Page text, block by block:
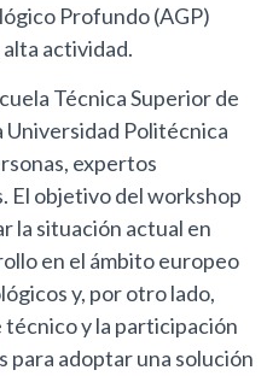
Profundo (AGP)
actividad.
Técnica Superior de
Politécnica
expertos
El objetivo del workshop
la situación actual en
en el ámbito europeo
y, por otro lado,
y la participación
para adoptar una solución